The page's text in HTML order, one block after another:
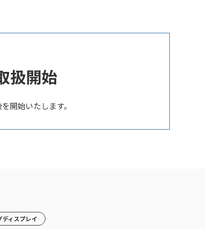
扱開始
開始いたします。
ィスプレイ